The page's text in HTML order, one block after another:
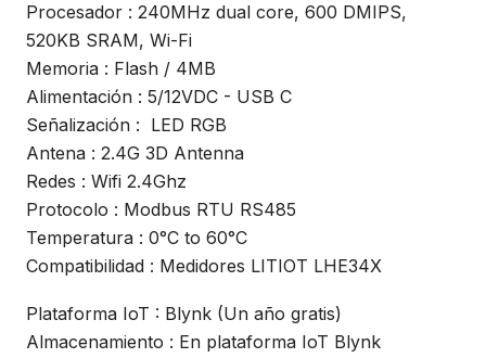
Procesador : 240MHz dual core, 600 DMIPS,
520KB SRAM, Wi-Fi
Memoria : Flash / 4MB
Alimentación : 5/12VDC - USB C
Señalización : LED RGB
Antena : 2.4G 3D Antenna
Redes : Wifi 2.4Ghz
Protocolo : Modbus RTU RS485
Temperatura : 0°C to 60°C
Compatibilidad : Medidores LITIOT LHE34X
Plataforma IoT : Blynk (Un año gratis)
Almacenamiento : En plataforma IoT Blynk